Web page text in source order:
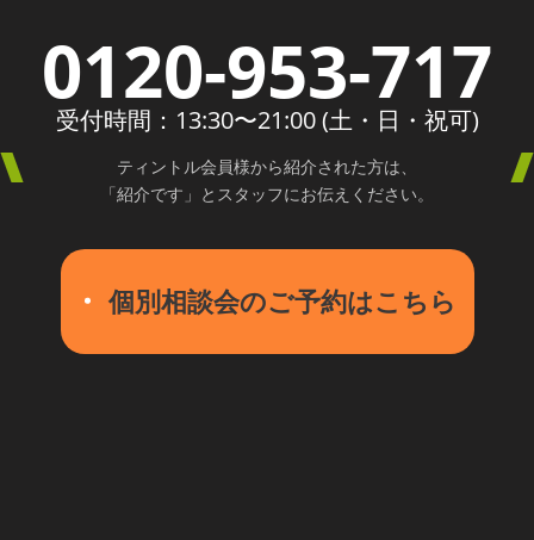
0120-953-717
受付時間：13:30〜21:00 (土・日・祝可)
ティントル会員様から紹介された方は、
「紹介です」とスタッフにお伝えください。
個別相談会のご予約はこちら